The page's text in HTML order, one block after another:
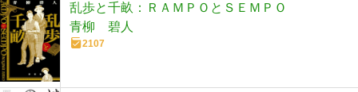
乱歩と千畝：ＲＡＭＰＯとＳＥＭＰＯ
青柳 碧人
2107